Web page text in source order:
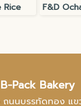
Rice
B-Pack Bakery
นนบรรทัดทอง แข